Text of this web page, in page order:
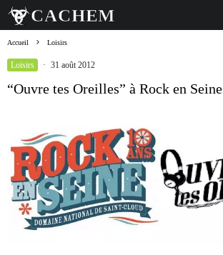
Accueil Loisirs
Loisirs · 31 août 2012
“Ouvre tes Oreilles” à Rock en Seine